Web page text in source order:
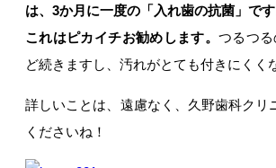
は、3か月に一度の「入れ歯の抗菌」です
これはピカイチお勧めします。つるつ
ど続きますし、汚れがとても付きにくく
詳しいことは、遠慮なく、久野歯科クリ
くださいね！